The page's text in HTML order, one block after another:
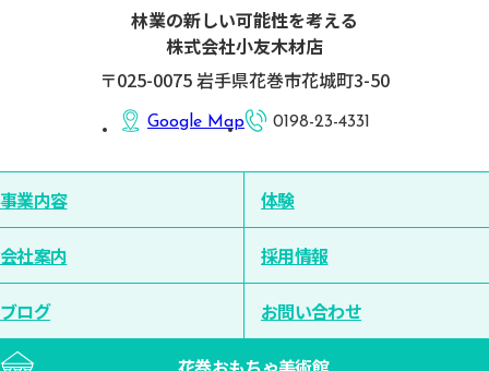
林業の新しい可能性を考える
株式会社小友木材店
〒025-0075 岩手県花巻市花城町3-50
Google Map 0198-23-4331
事業内容 体験
会社案内 採用情報
ブログ お問い合わせ